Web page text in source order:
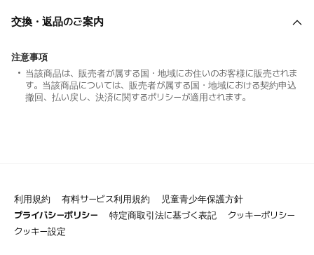
交換・返品のご案内
注意事項
当該商品は、販売者が属する国・地域にお住いのお客様に販売されま
す。当該商品については、販売者が属する国・地域における契約申込
撤回、払い戻し、決済に関するポリシーが適用されます。
利用規約 有料サービス利用規約
児童青少年保護方針
プライバシーポリシー
特定商取引法に基づく表記
クッキーポリシー
クッキー設定